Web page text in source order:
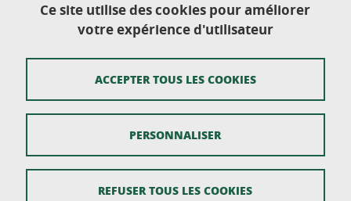
Ecole doctorale Langues, Littératures et Sciences
Humaines
GRENOBLE CEDEX 9
Mentions légales
Ce site utilise des cookies pour améliorer
votre expérience d'utilisateur
ACCEPTER TOUS LES COOKIES
REFUSER TOUS LES COOKIES
PERSONNALISER